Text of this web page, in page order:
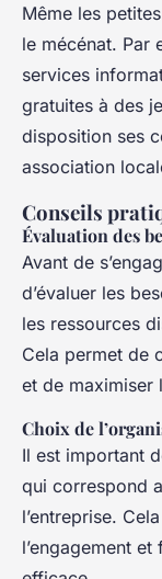
Même les
le mécénat. Par
services
gratuites à des
disposition ses
association
Conseils
Évaluation des
Avant de
d’évaluer les
les ressources
Cela permet de
et de maximiser
Choix de
Il est important
qui correspond
l’entreprise.
l’engagement